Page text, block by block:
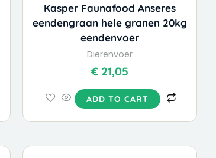
Kasper Faunafood Anseres
eendengraan hele granen 20kg
eendenvoer
Dierenvoer
€21,05
ADD TO CART